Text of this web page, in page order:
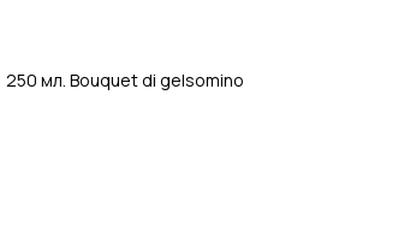
мл. Bouquet di gelsomino